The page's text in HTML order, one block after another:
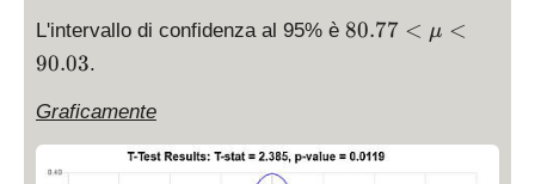
a
5
L'intervallo di confidenza al 95% è 8
\
80.77 < μ <
90.03.
Graficamente